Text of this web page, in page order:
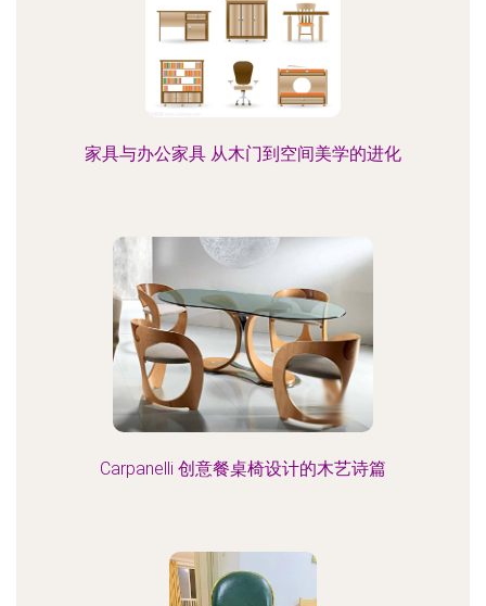
家具与办公家具 从木门到空间美学的进化
Carpanelli 创意餐桌椅设计的木艺诗篇